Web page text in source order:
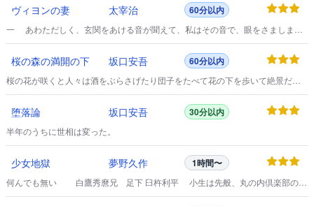
ヴィヨンの妻 太宰治 60分以内
一 あわただしく、玄関をあける音が聞えて、私はその音で、眼をさましまし
桜の森の満開の下 坂口安吾 60分以内
桜の花が咲くと人々は酒をぶらさげたり団子をたべて花の下を歩いて絶景だの
堕落論 坂口安吾 30分以内
半年のうちに世相は変った。
少女地獄 夢野久作 1時間〜
何んでも無い 白鷹秀麿兄 足下 臼杵利平 小生は先般、丸の内倶楽部の庚